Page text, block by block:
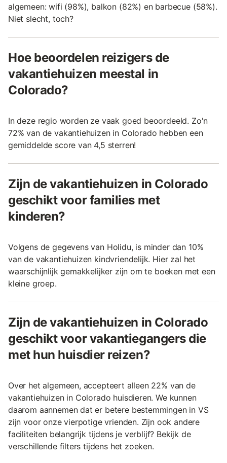
algemeen: wifi (98%), balkon (82%) en barbecue (58%).
Niet slecht, toch?
Hoe beoordelen reizigers de
vakantiehuizen meestal in
Colorado?
In deze regio worden ze vaak goed beoordeeld. Zo'n
72% van de vakantiehuizen in Colorado hebben een
gemiddelde score van 4,5 sterren!
Zijn de vakantiehuizen in Colorado
geschikt voor families met
kinderen?
Volgens de gegevens van Holidu, is minder dan 10%
van de vakantiehuizen kindvriendelijk. Hier zal het
waarschijnlijk gemakkelijker zijn om te boeken met een
kleine groep.
Zijn de vakantiehuizen in Colorado
geschikt voor vakantiegangers die
met hun huisdier reizen?
Over het algemeen, accepteert alleen 22% van de
vakantiehuizen in Colorado huisdieren. We kunnen
daarom aannemen dat er betere bestemmingen in VS
zijn voor onze vierpotige vrienden. Zijn ook andere
faciliteiten belangrijk tijdens je verblijf? Bekijk de
verschillende filters tijdens het zoeken.